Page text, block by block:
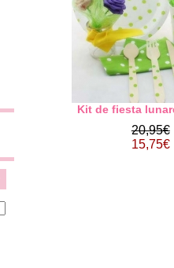
Kit de fiesta
20,95€
15,75€